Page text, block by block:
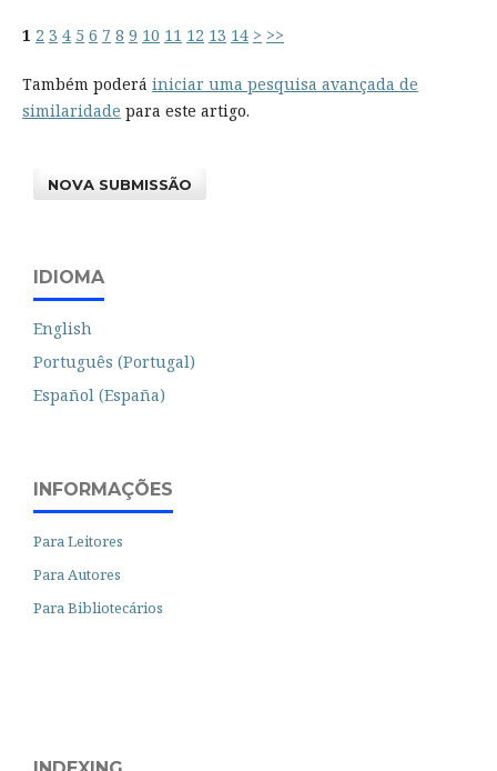
1 2 3 4 5 6 7 8 9 10 11 12 13 14 > >>
Também poderá iniciar uma pesquisa avançada de
similaridade para este artigo.
NOVA SUBMISSÃO
IDIOMA
English
Português (Portugal)
Español (España)
INFORMAÇÕES
Para Leitores
Para Autores
Para Bibliotecários